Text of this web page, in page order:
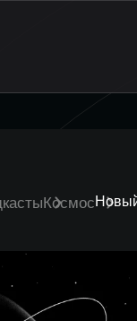
Космос